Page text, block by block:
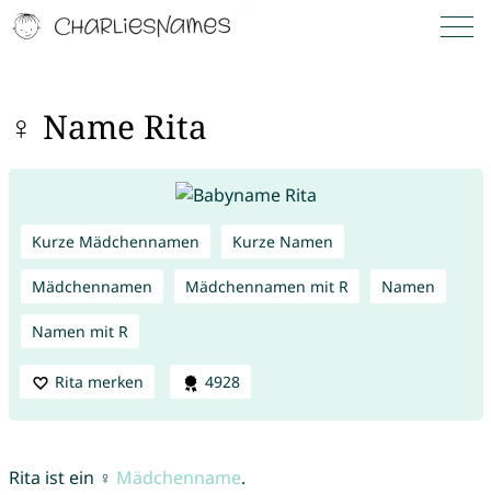
♀ Name Rita
Kurze Mädchennamen Kurze Namen
Mädchennamen Mädchennamen mit R Namen
Namen mit R
Rita merken 4928
Rita ist ein ♀ Mädchenname.